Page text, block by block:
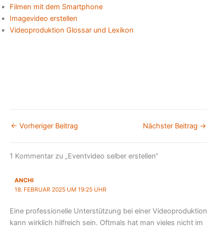
Filmen mit dem Smartphone
Imagevideo erstellen
Videoproduktion Glossar und Lexikon
← Vorheriger Beitrag Nächster Beitrag →
1 Kommentar zu „Eventvideo selber erstellen“
ANCHI
18. FEBRUAR 2025 UM 19:25 UHR
Eine professionelle Unterstützung bei einer Videoproduktion
kann wirklich hilfreich sein. Oftmals hat man vieles nicht im